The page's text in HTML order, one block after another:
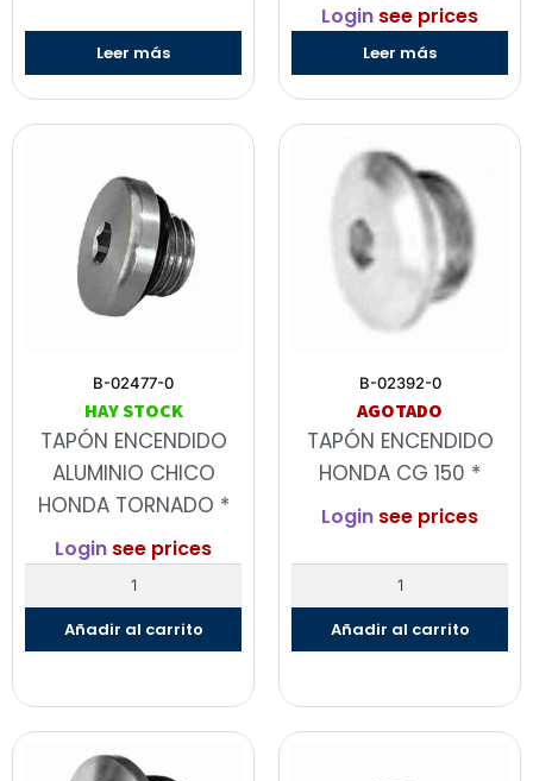
Leer más
Login see prices
Leer más
B-02477-0
HAY STOCK
TAPÓN ENCENDIDO
ALUMINIO CHICO
HONDA TORNADO *
Login see prices
Añadir al carrito
B-02392-0
AGOTADO
TAPÓN ENCENDIDO
HONDA CG 150 *
Login see prices
Añadir al carrito